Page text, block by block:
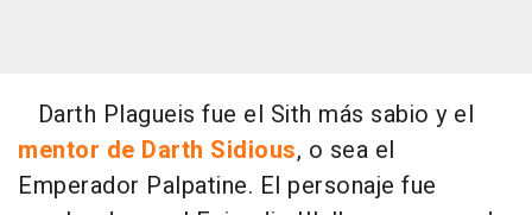
Darth Plagueis fue el Sith más sabio y el
mentor de Darth Sidious, o sea el
Emperador Palpatine. El personaje fue